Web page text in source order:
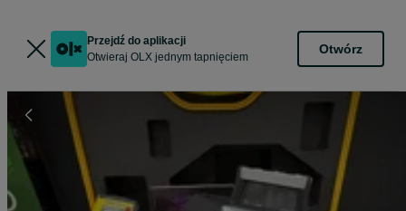
Przejdź do aplikacji
Otwieraj OLX jednym tapnięciem
Otwórz